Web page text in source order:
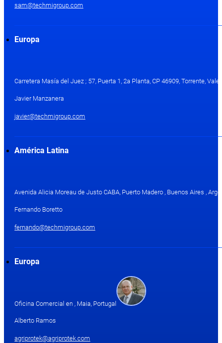
sam@techmigroup.com
Europa
Carretera Masía del Juez ; 57, Puerta 1, 2a Planta, CP 46909, Torrente,
Javier Manzanera
javier@techmigroup.com
América Latina
Avenida Alicia Moreau de Justo CABA, Puerto Madero , Buenos Aires ,
Fernando Boretto
fernando@techmigroup.com
Europa
Oficina Comercial en , Maia, Portugal
Alberto Ramos
agriprotek@agriprotek.com